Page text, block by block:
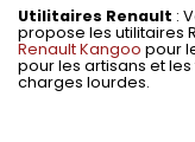
Utilitaires Renault :
propose les utilitaires
Renault Kangoo pour
pour les artisans et les
charges lourdes.